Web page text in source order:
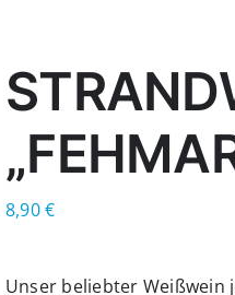
8,90€
Unser beliebter Weißwein